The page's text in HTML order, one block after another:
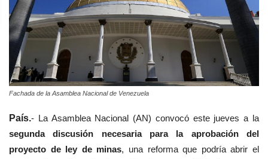
Fachada de la Asamblea Nacional de Venezuela
País.- La Asamblea Nacional (AN) convocó este jueves a la
segunda discusión necesaria para la aprobación del
proyecto de ley de minas, una reforma que podría abrir el